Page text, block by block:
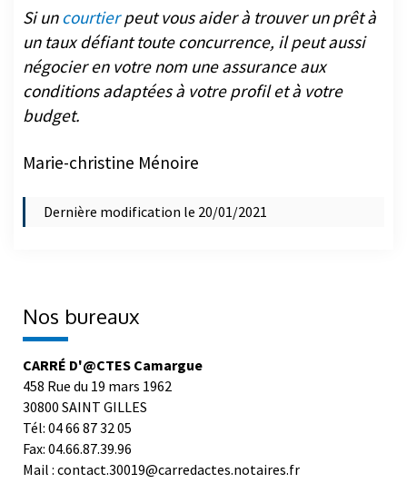
Si uncourtierpeut vous aider à trouver un prêt à
un taux défiant toute concurrence, il peut aussi
négocier en votre nom une assurance aux
conditions adaptées à votre profil et à votre
budget.
Marie-christine Ménoire
Dernière modification le 20/01/2021
Nos bureaux
CARRÉ D'@CTES Camargue
458 Rue du 19 mars 1962
30800 SAINT GILLES
Tél: 04 66 87 32 05
Fax: 04.66.87.39.96
Mail : contact.30019@carredactes.notaires.fr